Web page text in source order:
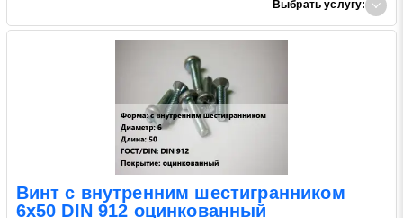
Выбрать услугу:
Винт с внутренним шестигранником
6х50 DIN 912 оцинкованный
Заявка на обратный звонок